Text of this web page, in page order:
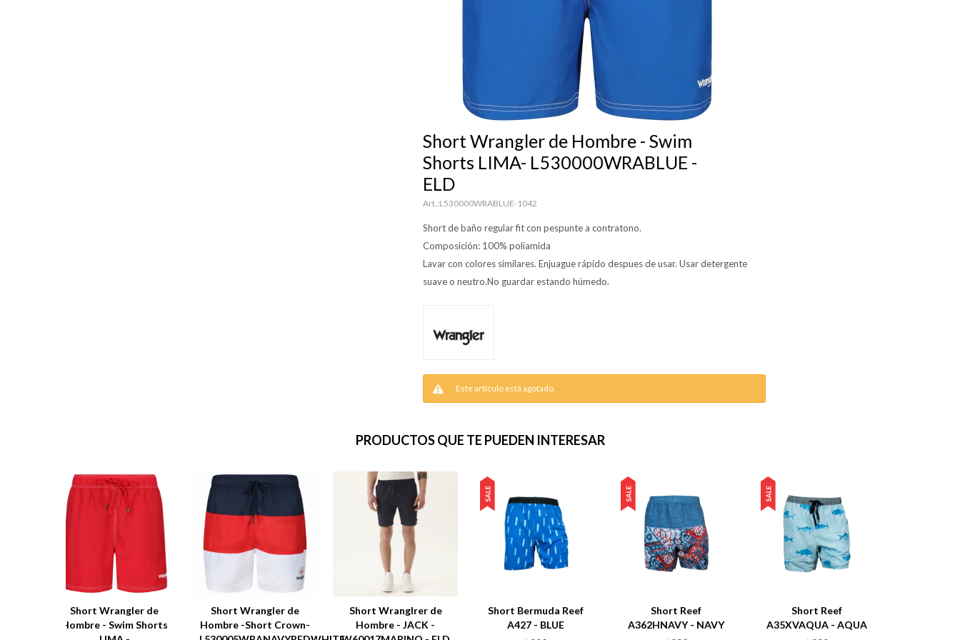
Short Wrangler de Hombre - Swim
Shorts LIMA- L530000WRABLUE -
ELD
L530000WRABLUE-1042
Short de baño regular fit con pespunte a contratono.
Composición: 100% poliamida
Lavar con colores similares. Enjuague rápido despues de usar. Usar detergente
suave o neutro.No guardar estando húmedo.
Este artículo está agotado.
PRODUCTOS QUE TE PUEDEN INTERESAR
Short Wrangler de
Hombre - Swim Shorts
Short Wrangler de
Hombre -Short Crown-
Short Wranglrer de
Hombre - JACK -
Short Bermuda Reef
A427 - BLUE
Short Reef
A362HNAVY - NAVY
Short Reef
A35XVAQUA - AQUA